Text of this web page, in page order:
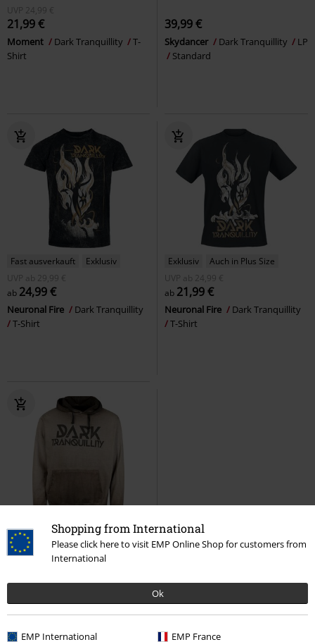
Shopping from International
Please click here to visit EMP Online Shop for customers from
International
Ok
EMP International EMP France
UVP
24,99 €
21,99 €
Moment Dark Tranquillity
T-
Shirt
39,99 €
Skydancer Dark Tranquillity
LP
Standard
Fast ausverkauft
Exklusiv
UVP
ab 29,99 €
ab 24,99 €
Neuronal Fire
Dark Tranquillity
T-Shirt
Exklusiv
Auch in Plus Size
UVP
ab 24,99 €
ab 21,99 €
Neuronal Fire
Dark Tranquillity
T-Shirt
-41%
Exklusiv
UVP
59,99 €
34,99 €